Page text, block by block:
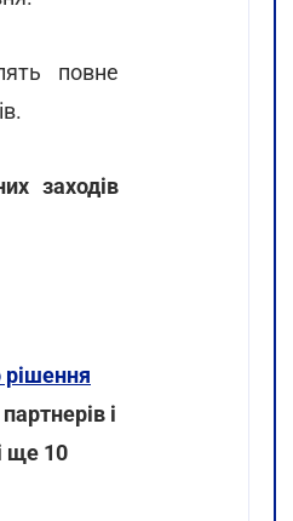
повне
заходів
рішення
і
ще 10